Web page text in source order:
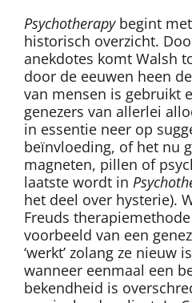
Psychotherapybegint
historisch overzicht.
anekdotes komt Walsh
door de eeuwen heen
van mensen is gebruikt
genezers van allerlei
in essentie neer op
beïnvloeding, of het nu
magneten, pillen of
laatste wordt in
het deel over hysterie).
Freuds
voorbeeld van een
‘werkt’ zolang ze nieuw
wanneer eenmaal een
bekendheid is